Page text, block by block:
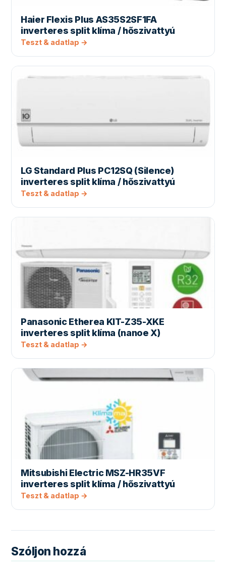
Haier Flexis Plus AS35S2SF1FA
inverteres split klíma / hőszivattyú
Teszt & adatlap →
LG Standard Plus PC12SQ (Silence)
inverteres split klíma / hőszivattyú
Teszt & adatlap →
Panasonic Etherea KIT-Z35-XKE
inverteres split klíma (nanoe X)
Teszt & adatlap →
Mitsubishi Electric MSZ-HR35VF
inverteres split klíma / hőszivattyú
Teszt & adatlap →
Szóljon hozzá